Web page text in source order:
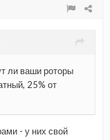
ли ваши роторы
25% от
- у них свой